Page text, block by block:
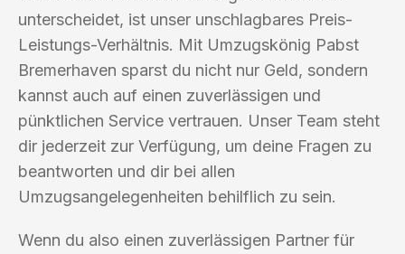
unterscheidet, ist unser unschlagbares Preis-
Leistungs-Verhältnis. Mit Umzugskönig Pabst
Bremerhaven sparst du nicht nur Geld, sondern
kannst auch auf einen zuverlässigen und
pünktlichen Service vertrauen. Unser Team steht
dir jederzeit zur Verfügung, um deine Fragen zu
beantworten und dir bei allen
Umzugsangelegenheiten behilflich zu sein.
Wenn du also einen zuverlässigen Partner für